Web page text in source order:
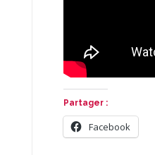
Partager :
Facebook